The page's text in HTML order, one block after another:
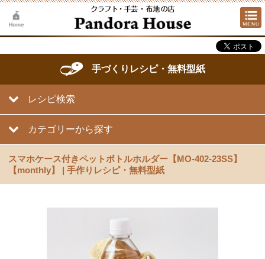
手づくりレシピ・無料型紙
レシピ検索
カテゴリーから探す
スマホケース付きペットボトルホルダー【MO-402-23SS】
【monthly】 | 手作りレシピ・無料型紙